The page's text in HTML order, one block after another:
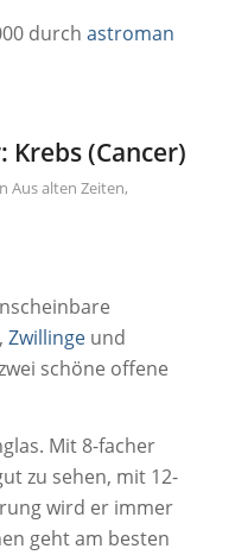
durch astroman
(Cancer)
Aus alten Zeiten,
Zwillingeund
schöne offene
Mit 8-facher
zu sehen, mit 12-
wird er immer
geht am besten